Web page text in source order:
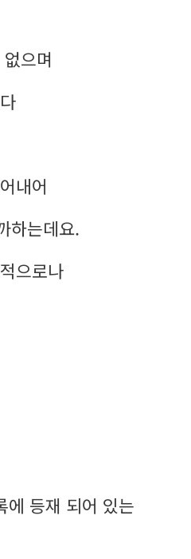
으며
내어
하는데요.
으로나
에 등재 되어 있는